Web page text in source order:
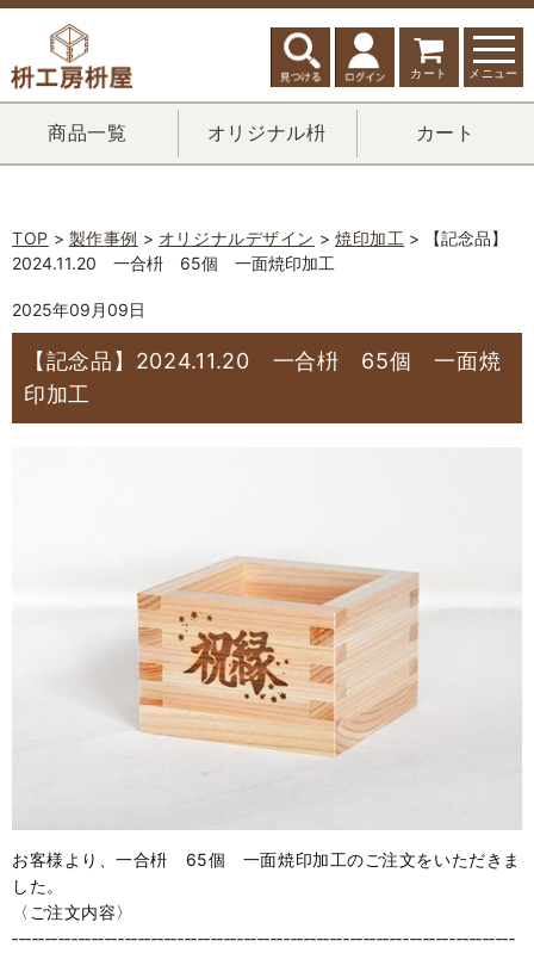
カート メニュー
商品一覧 オリジナル枡 カート
TOP > 製作事例 > オリジナルデザイン > 焼印加工 > 【記念品】
2024.11.20 一合枡 65個 一面焼印加工
2025年09月09日
【記念品】2024.11.20 一合枡 65個 一面焼
印加工
お客様より、一合枡 65個 一面焼印加工のご注文をいただきま
した。
〈ご注文内容〉
‐‐‐‐‐‐‐‐‐‐‐‐‐‐‐‐‐‐‐‐‐‐‐‐‐‐‐‐‐‐‐‐‐‐‐‐‐‐‐‐‐‐‐‐‐‐‐‐‐‐‐‐‐‐‐‐‐‐‐‐‐‐‐‐‐‐‐‐‐‐‐‐‐‐‐‐